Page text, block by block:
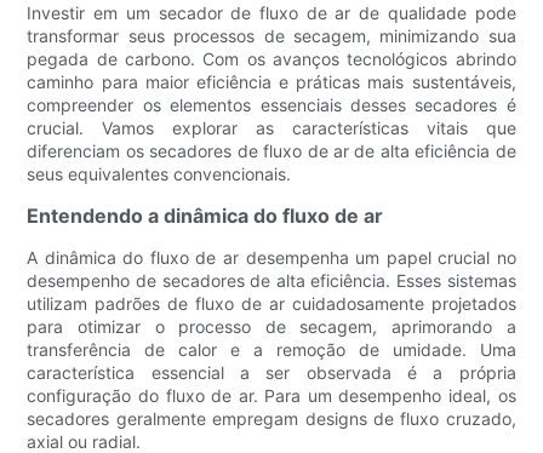
Investir em um secador de fluxo de ar de qualidade pode
transformar seus processos de secagem, minimizando sua
pegada de carbono. Com os avanços tecnológicos abrindo
caminho para maior eficiência e práticas mais sustentáveis,
compreender os elementos essenciais desses secadores é
crucial. Vamos explorar as características vitais que
diferenciam os secadores de fluxo de ar de alta eficiência de
seus equivalentes convencionais.
Entendendo a dinâmica do fluxo de ar
A dinâmica do fluxo de ar desempenha um papel crucial no
desempenho de secadores de alta eficiência. Esses sistemas
utilizam padrões de fluxo de ar cuidadosamente projetados
para otimizar o processo de secagem, aprimorando a
transferência de calor e a remoção de umidade. Uma
característica essencial a ser observada é a própria
configuração do fluxo de ar. Para um desempenho ideal, os
secadores geralmente empregam designs de fluxo cruzado,
axial ou radial.